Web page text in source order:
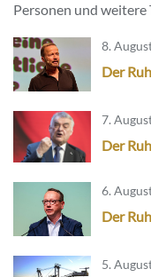
Personen und weitere
8.
Der
7.
Der
6.
Der
5.